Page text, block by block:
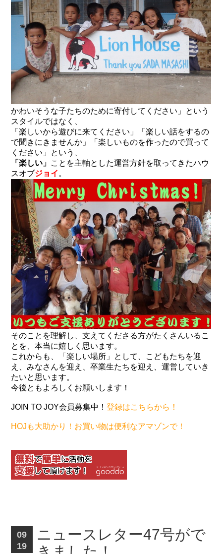
かわいそうな子たちのために寄付してください」という
スタイルではなく、
「楽しいから遊びに来てください」「楽しい話をするの
で聞きにきませんか」「楽しいものを作ったので買って
ください」という、
「楽しい」 ことを主軸とした運営方針を取ってきたハウ
スオブジョイ 。
そのことを理解し、支えてくださる方がたくさんいるこ
とを、本当に嬉しく思います。
これからも、「楽しい場所」として、こどもたちを迎
え、みなさんを迎え、卒業生たちを迎え、運営していき
たいと思います。
今後ともよろしくお願いします！
JOIN TO JOY会員募集中！登録はこちらから！
HOJも大助かり！お買い物は便利なアマゾンで！
09
19
ニュースレター47号がで